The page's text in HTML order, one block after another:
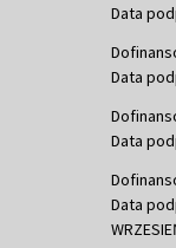
Data
Data
Data
Data